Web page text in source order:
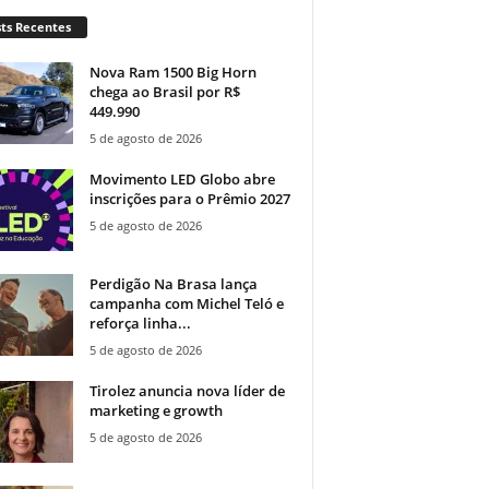
Recentes
Nova Ram 1500 Big Horn
chega ao Brasil por R$
449.990
5 de agosto de 2026
Movimento LED Globo abre
inscrições para o Prêmio 2027
5 de agosto de 2026
Perdigão Na Brasa lança
campanha com Michel Teló e
reforça linha...
5 de agosto de 2026
Tirolez anuncia nova líder de
marketing e growth
5 de agosto de 2026